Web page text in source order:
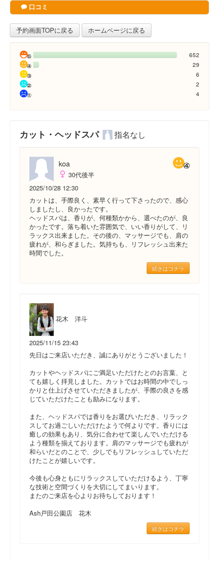
口コミ
予約画面TOPに戻る ホームページに戻る
652
29
6
2
4
カット・ヘッドスパ 指名なし
koa
30代後半
2025/10/28 12:30
カットは、手際良く、素早く行って下さったので、感心
しましたし、良かったです。
ヘッドスパは、香りが、何種類かから、選べたのが、良
かったです。落ち着いた雰囲気で、いい香りがして、リ
ラックス出来ました。その後の、マッサージでも、肩の
疲れが、和らぎました。気持ちも、リフレッシュ出来た
時間でした。
続きはコチラ
花木 洋斗
2025/11/15 23:43
先日はご来店いただき、誠にありがとうございました！
カットやヘッドスパにご満足いただけたとのお言葉、と
ても嬉しく拝見しました。カットではお時間の中でしっ
かりと仕上げさせていただきましたが、手際の良さを感
じていただけたことも励みになります。
また、ヘッドスパでは香りをお選びいただき、リラック
スしてお過ごしいただけたようで何よりです。香りには
癒しの効果もあり、気分に合わせて楽しんでいただける
よう種類を揃えております。肩のマッサージでも疲れが
和らいだとのことで、少しでもリフレッシュしていただ
けたことが嬉しいです。
今後も心身ともにリラックスしていただけるよう、丁寧
な技術と空間づくりを大切にしてまいります。
またのご来店を心よりお待ちしております！
Ash戸田公園店 花木
続きはコチラ